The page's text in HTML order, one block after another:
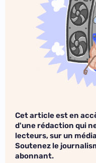
Cet article est en
d'une rédaction qui
lecteurs, sur un
Soutenez le
abonnant.